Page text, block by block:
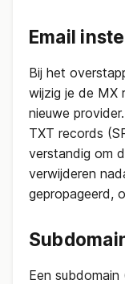
Email
Bij het
wijzig je de MX
nieuwe
TXT records
verstandig om
verwijderen
gepropageerd,
Een